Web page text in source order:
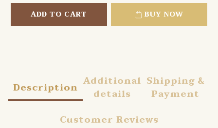
ADD TO CART BUY NOW
Description Additional
details
Shipping &
Payment
Customer Reviews